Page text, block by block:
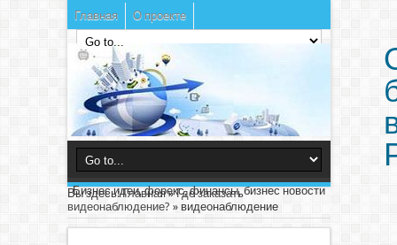
Главная О проекте
Бизнес идеи, форекс, финансы, бизнес новости
Вы здесь:Главная»Где заказать
видеонаблюдение? » видеонаблюдение